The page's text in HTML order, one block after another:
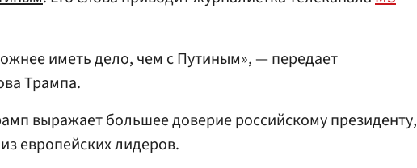
иметь дело, чем с Путиным», — передает
Трампа.
выражает большее доверие российскому президенту,
европейских лидеров.